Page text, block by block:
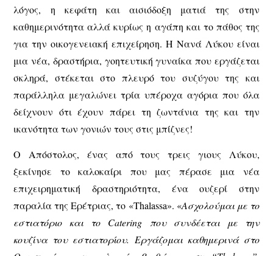
λόγος, η κεφάτη και αισιόδοξη ματιά της στην
καθημερινότητα αλλά κυρίως η αγάπη και το πάθος της
για την οικογενειακή επιχείρηση. Η Νανά Λύκου είναι
μια νέα, δραστήρια, γοητευτική γυναίκα που εργάζεται
σκληρά, στέκεται στο πλευρό του συζύγου της και
παράλληλα μεγαλώνει τρία υπέροχα αγόρια που όλα
δείχνουν ότι έχουν πάρει τη ζωντάνια της και την
ικανότητα των γονιών τους στις μπίζνες!
Ο Απόστολος, ένας από τους τρεις γιους Λύκου,
ξεκίνησε το καλοκαίρι που μας πέρασε μια νέα
επιχειρηματική δραστηριότητα, ένα ουζερί στην
παραλία της Ερέτριας, το «Thalassa». «Ασχολούμαι με το
εστιατόριο και το Catering που συνδέεται με την
κουζίνα του εστιατορίου. Εργάζομαι καθημερινά στο